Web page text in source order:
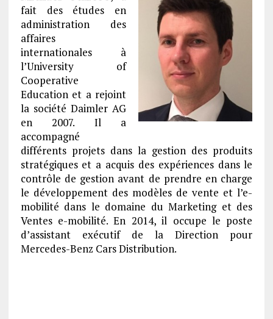
fait des études en
administration des
affaires
internationales à
l’University of
Cooperative
Education et a rejoint
la société Daimler AG
en 2007. Il a
accompagné
différents projets dans la gestion des produits
stratégiques et a acquis des expériences dans le
contrôle de gestion avant de prendre en charge
le développement des modèles de vente et l’e-
mobilité dans le domaine du Marketing et des
Ventes e-mobilité. En 2014, il occupe le poste
d’assistant exécutif de la Direction pour
Mercedes-Benz Cars Distribution.